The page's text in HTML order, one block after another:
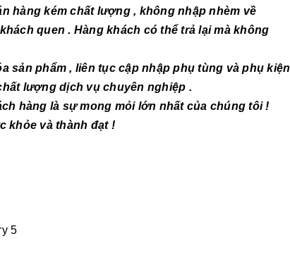
kém chất lượng , không nhập nhèm về
quen . Hàng khách có thể trả lại mà không
phẩm , liên tục cập nhập phụ tùng và phụ kiện
lượng dịch vụ chuyên nghiệp .
là sự mong mỏi lớn nhất của chúng tôi !
thành đạt !